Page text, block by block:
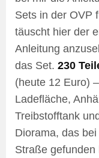
Sets in der OVP
täuscht hier der
Anleitung
das Set. 230
(heute 12 Euro)
Ladefläche,
Treibstofftank
Diorama, das
Straße gefunden